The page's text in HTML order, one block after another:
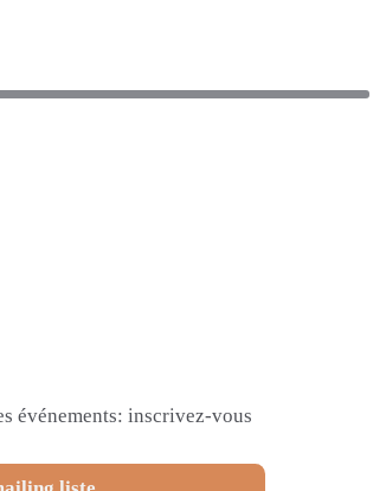
événements: inscrivez-vous